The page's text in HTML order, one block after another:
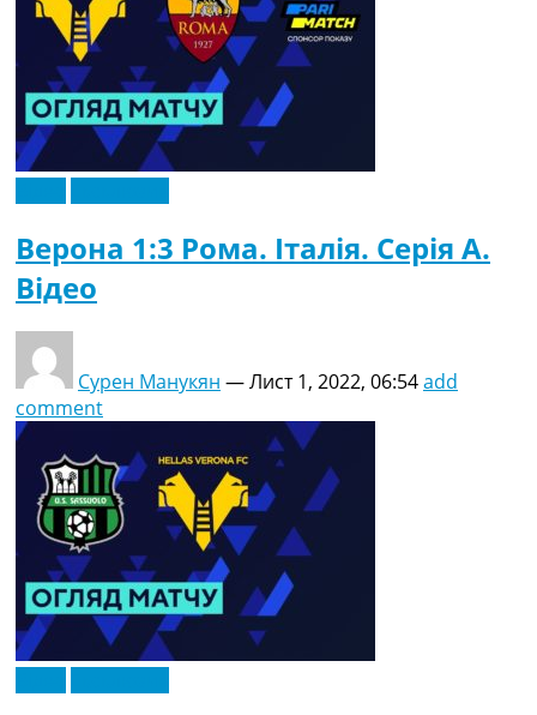
Верона 1:3 Рома. Італія. Серія A.
Відео
Сурен Манукян —Лист 1, 2022, 06:54add
comment